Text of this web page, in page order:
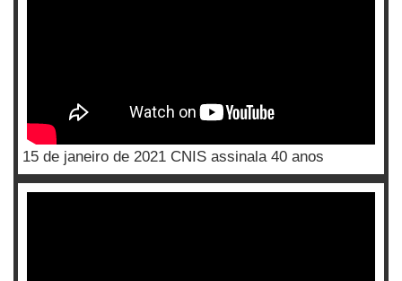
15 de janeiro de 2021 CNIS assinala 40 anos